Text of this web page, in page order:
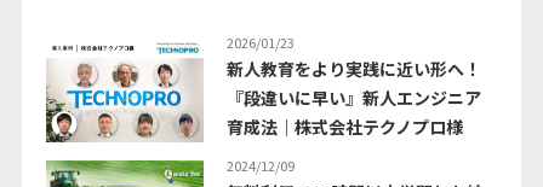
2026/01/23
新人教育をより実践に近い形へ！
『段違いに早い』新人エンジニア
育成法｜株式会社テクノプロ様
2024/12/09